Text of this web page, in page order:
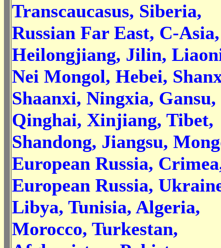
Transcaucasus, Siberia,
Russian Far East, C-Asia,
Heilongjiang, Jilin,
Nei Mongol, Hebei,
Shaanxi, Ningxia, Gansu,
Qinghai, Xinjiang, Tibet,
Shandong, Jiangsu,
European Russia,
European Russia,
Libya, Tunisia, Algeria,
Morocco, Turkestan,